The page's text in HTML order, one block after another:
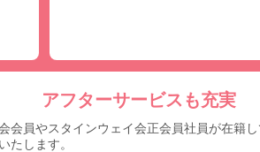
アフターサービスも充実
会員やスタインウェイ会正会員社員が在籍
たします。